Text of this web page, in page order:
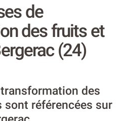
de
des fruits et
(24)
des
référencées sur